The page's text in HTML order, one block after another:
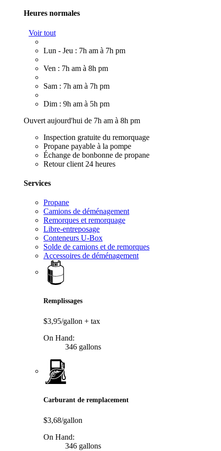
Heures normales
Voir tout
Lun - Jeu : 7h am à 7h pm
Ven : 7h am à 8h pm
Sam : 7h am à 7h pm
Dim : 9h am à 5h pm
Ouvert aujourd'hui de 7h am à 8h pm
Inspection gratuite du remorquage
Propane payable à la pompe
Échange de bonbonne de propane
Retour client 24 heures
Services
Propane
Camions de déménagement
Remorques et remorquage
Libre-entreposage
Conteneurs U-Box
Solde de camions et de remorques
Accessoires de déménagement
Remplissages
$3,95/gallon + tax
On Hand:
346 gallons
Carburant de remplacement
$3,68/gallon
On Hand:
346 gallons